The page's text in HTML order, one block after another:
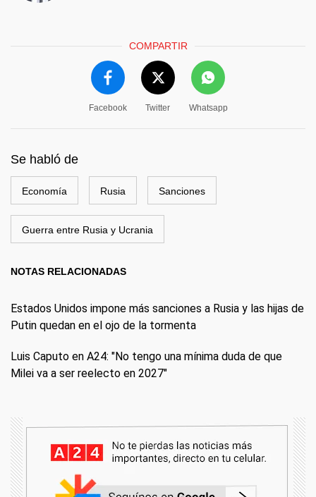
COMPARTIR
Facebook Twitter Whatsapp
Se habló de
Economía Rusia Sanciones
Guerra entre Rusia y Ucrania
NOTAS RELACIONADAS
Estados Unidos impone más sanciones a Rusia y las hijas de
Putin quedan en el ojo de la tormenta
Luis Caputo en A24: "No tengo una mínima duda de que
Milei va a ser reelecto en 2027"